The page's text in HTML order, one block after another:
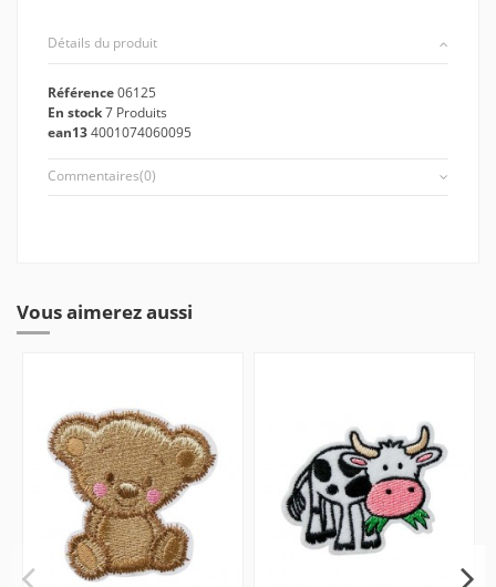
Détails du produit
Référence06125
En stock7 Produits
ean134001074060095
Commentaires(0)
Vous aimerez aussi